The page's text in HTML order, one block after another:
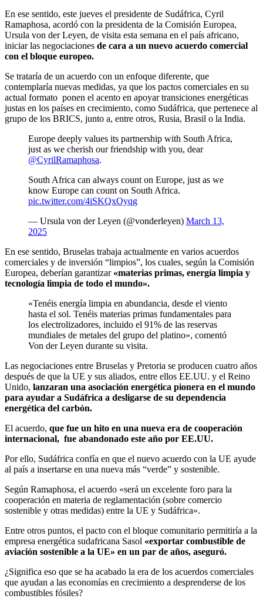
En ese sentido, este jueves el presidente de Sudáfrica, Cyril
Ramaphosa, acordó con la presidenta de la Comisión Europea,
Ursula von der Leyen, de visita esta semana en el país africano,
iniciar las negociaciones de cara a un nuevo acuerdo comercial
con el bloque europeo.
Se trataría de un acuerdo con un enfoque diferente, que
contemplaría nuevas medidas, ya que los pactos comerciales en su
actual formato ponen el acento en apoyar transiciones energéticas
justas en los países en crecimiento, como Sudáfrica, que pertenece al
grupo de los BRICS, junto a, entre otros, Rusia, Brasil o la India.
Europe deeply values its partnership with South Africa,
just as we cherish our friendship with you, dear
@CyrilRamaphosa.
South Africa can always count on Europe, just as we
know Europe can count on South Africa.
pic.twitter.com/4iSKQxOyqg
— Ursula von der Leyen (@vonderleyen) March 13,
2025
En ese sentido, Bruselas trabaja actualmente en varios acuerdos
comerciales y de inversión “limpios”, los cuales, según la Comisión
Europea, deberían garantizar «materias primas, energía limpia y
tecnología limpia de todo el mundo».
«Tenéis energía limpia en abundancia, desde el viento
hasta el sol. Tenéis materias primas fundamentales para
los electrolizadores, incluido el 91% de las reservas
mundiales de metales del grupo del platino», comentó
Von der Leyen durante su visita.
Las negociaciones entre Bruselas y Pretoria se producen cuatro años
después de que la UE y sus aliados, entre ellos EE.UU. y el Reino
Unido, lanzaran una asociación energética pionera en el mundo
para ayudar a Sudáfrica a desligarse de su dependencia
energética del carbón.
El acuerdo, que fue un hito en una nueva era de cooperación
internacional, fue abandonado este año por EE.UU.
Por ello, Sudáfrica confía en que el nuevo acuerdo con la UE ayude
al país a insertarse en una nueva más “verde” y sostenible.
Según Ramaphosa, el acuerdo «será un excelente foro para la
cooperación en materia de reglamentación (sobre comercio
sostenible y otras medidas) entre la UE y Sudáfrica».
Entre otros puntos, el pacto con el bloque comunitario permitiría a la
empresa energética sudafricana Sasol «exportar combustible de
aviación sostenible a la UE» en un par de años, aseguró.
¿Significa eso que se ha acabado la era de los acuerdos comerciales
que ayudan a las economías en crecimiento a desprenderse de los
combustibles fósiles?